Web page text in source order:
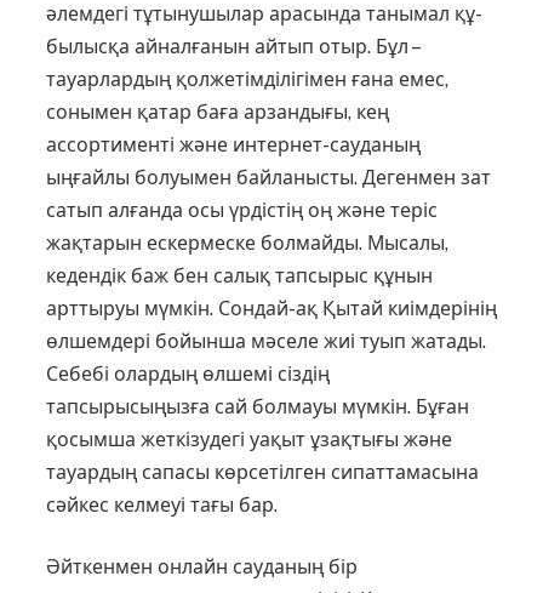
әлемдегі тұ­ты­ну­шы­лар арасында танымал құ­
былысқа айналғанын айтып отыр. Бұл –
тауарлардың қолжетім­ділі­гімен ғана емес,
сонымен қатар баға арзандығы, кең
ассортименті және интернет-сауданың
ыңғайлы болуымен байланысты. Дегенмен зат
сатып алғанда осы үрдістің оң және теріс
жақтарын ескермес­ке болмайды. Мысалы,
кедендік баж бен салық тапсырыс құнын
арттыруы мүмкін. Сондай-ақ Қытай киімдерінің
өлшемдері бойынша мәселе жиі туып жатады.
Себебі олардың өлшемі сіздің
тапсырысыңызға сай болмауы мүм­кін. Бұған
қосымша жет­к­ізу­дегі уақыт ұзақтығы және
тауар­дың сапасы көрсетілген сипаттамасына
сәйкес келмеуі тағы бар.
Әйткенмен онлайн сауданың бір